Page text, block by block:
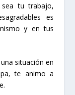
tu trabajo,
es
y en tus
situación en
te animo a